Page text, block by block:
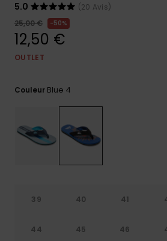
Démarrer
formulaire
de
5.0
(20 Avis)
25,00 €
50%
12,50 €
OUTLET
Couleur Blue 4
39 40 41
44 45 46